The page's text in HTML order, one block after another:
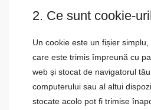
2. Ce sunt cookie-
Un cookie este un fișier simplu,
care este trimis împreună cu
web și stocat de navigatorul
computerului sau al altui
stocate acolo pot fi trimise